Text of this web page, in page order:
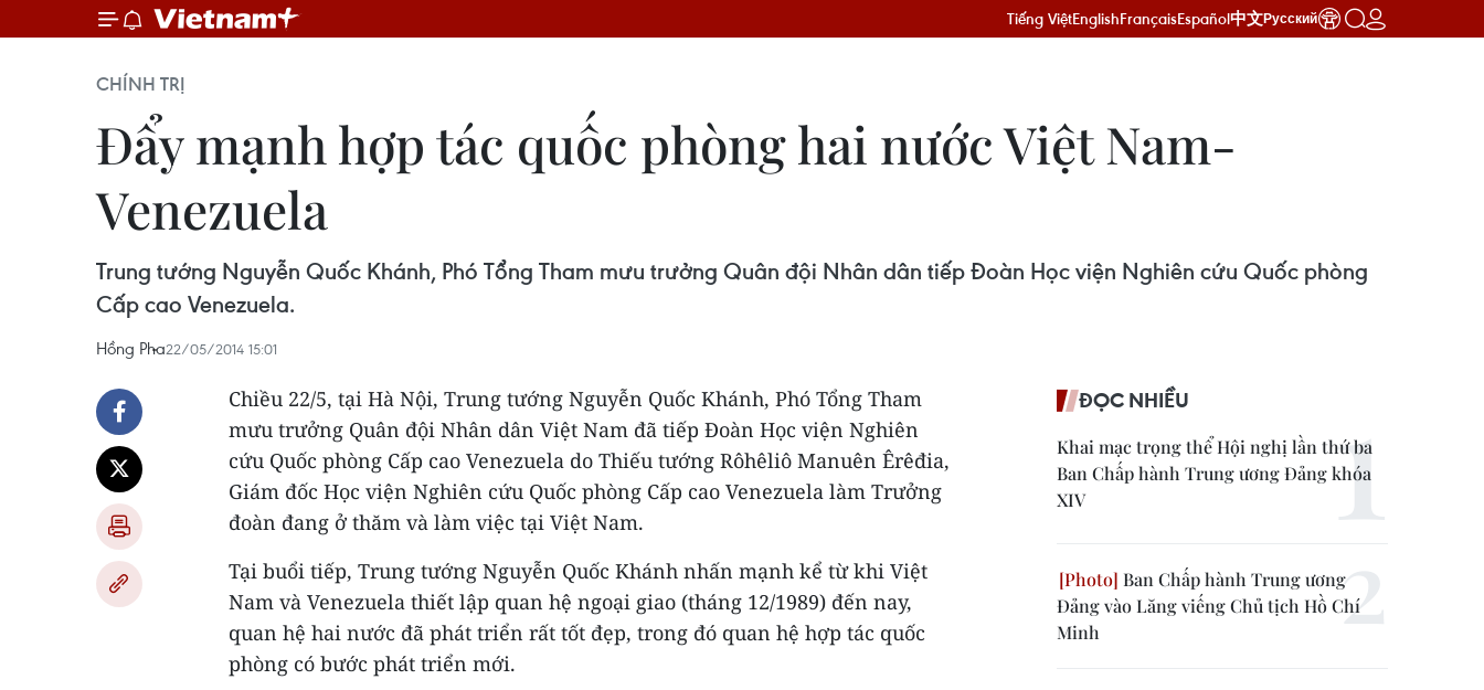
Tiếng ViệtEnglishFrançaisEspañol中文Русский
CHÍNH TRỊ
Đẩy mạnh hợp tác quốc phòng hai nước Việt Nam-
Venezuela
Trung tướng Nguyễn Quốc Khánh, Phó Tổng Tham mưu trưởng Quân đội Nhân dân tiếp Đoàn Học viện Nghiên cứu Quốc phòng
Cấp cao Venezuela.
Hồng Pha22/05/2014 15:01
Chiều 22/5, tại Hà Nội, Trung tướng Nguyễn Quốc Khánh, Phó Tổng Tham
mưu trưởng Quân đội Nhân dân Việt Nam đã tiếp Đoàn Học viện Nghiên
cứu Quốc phòng Cấp cao Venezuela do Thiếu tướng Rôhêliô Manuên Êrêđia,
Giám đốc Học viện Nghiên cứu Quốc phòng Cấp cao Venezuela làm Trưởng
đoàn đang ở thăm và làm việc tại Việt Nam.
Tại buổi tiếp, Trung tướng Nguyễn Quốc Khánh nhấn mạnh kể từ khi Việt
Nam và Venezuela thiết lập quan hệ ngoại giao (tháng 12/1989) đến nay,
quan hệ hai nước đã phát triển rất tốt đẹp, trong đó quan hệ hợp tác quốc
phòng có bước phát triển mới.
ĐỌC NHIỀU
Khai mạc trọng thể Hội nghị lần thứ ba
Ban Chấp hành Trung ương Đảng khóa
XIV
Ban Chấp hành Trung ương
Đảng vào Lăng viếng Chủ tịch Hồ Chí
Minh